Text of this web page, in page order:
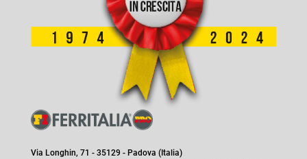
Via Longhin, 71 - 35129 - Padova (Italia)